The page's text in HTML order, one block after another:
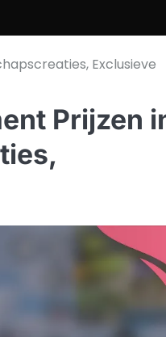
Exclusieve
Prijzen